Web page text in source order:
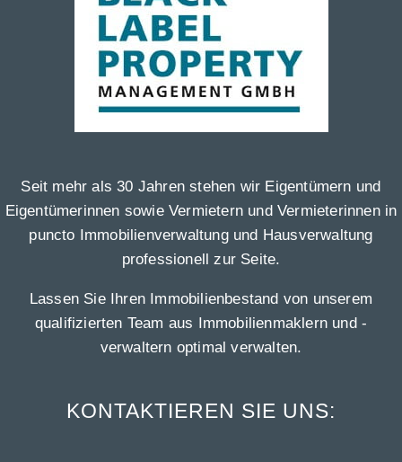
Seit mehr als 30 Jahren stehen wir Eigentümern und
Eigentümerinnen sowie Vermietern und Vermieterinnen in
puncto Immobilienverwaltung und Hausverwaltung
professionell zur Seite.
Lassen Sie Ihren Immobilienbestand von unserem
qualifizierten Team aus Immobilienmaklern und -
verwaltern optimal verwalten.
KONTAKTIEREN SIE UNS: